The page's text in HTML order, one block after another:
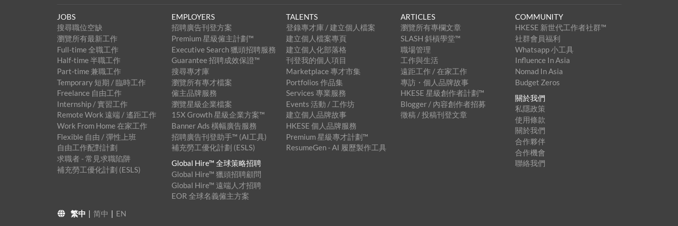
JOBS
搜尋職位空缺
瀏覽所有最新工作
Full-time 全職工作
Half-time 半職工作
Part-time 兼職工作
Temporary 短期 / 臨時工作
Freelance 自由工作
Internship / 實習工作
Remote Work 遠端 / 遙距工作
Work From Home 在家工作
Flexible 自由 / 彈性上班
自由工作配對計劃
求職者 - 常見求職陷阱
補充勞工優化計劃 (ESLS)
EMPLOYERS
招聘廣告刊登方案
Premium 星級僱主計劃™
Executive Search 獵頭招聘服務
Guarantee 招聘成效保證™
搜尋專才庫
瀏覽所有專才檔案
僱主品牌服務
瀏覽星級企業檔案
15X Growth 星級企業方案™
Banner Ads 橫幅廣告服務
招聘廣告刊登助手™ (AI工具)
補充勞工優化計劃 (ESLS)
Global Hire™ 全球策略招聘
Global Hire™ 獵頭招聘顧問
Global Hire™ 遠端人才招聘
EOR 全球名義僱主方案
TALENTS
登錄專才庫 / 建立個人檔案
建立個人檔案專頁
建立個人化部落格
刊登我的個人項目
Marketplace 專才市集
Portfolios 作品集
Services 專業服務
Events 活動 / 工作坊
建立個人品牌故事
HKESE 個人品牌服務
Premium 星級專才計劃™
ResumeGen - AI 履歷製作工具
ARTICLES
瀏覽所有專欄文章
SLASH 斜槓學堂™
職場管理
工作與生活
遠距工作 / 在家工作
專訪・個人品牌故事
HKESE 星級創作者計劃™
Blogger / 內容創作者招募
徵稿 / 投稿刊登文章
COMMUNITY
HKESE 新世代工作者社群™
社群會員福利
Whatsapp 小工具
Influence In Asia
Nomad In Asia
Budget Zeros
關於我們
私隱政策
使用條款
關於我們
合作夥伴
合作機會
聯絡我們
繁中 | 简中 | EN